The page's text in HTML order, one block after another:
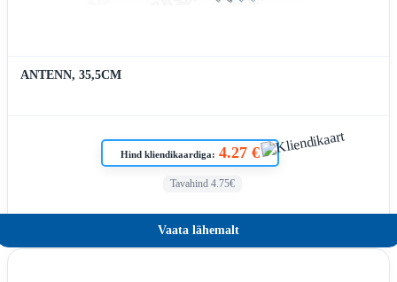
ANTENN, 35,5CM
Hind kliendikaardiga: 4.27 €
Tavahind 4.75€
Vaata lähemalt